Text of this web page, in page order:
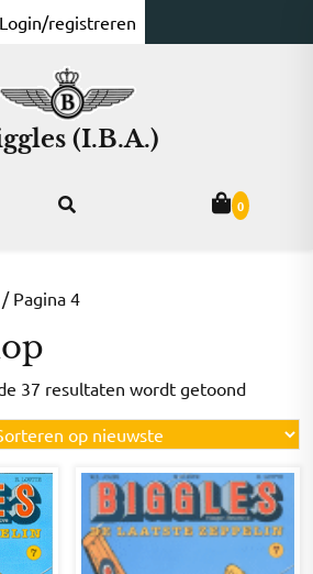
Login/registreren
(I.B.A.)
0
/ Pagina 4
37 resultaten wordt getoond
op